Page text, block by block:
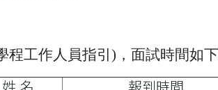
程工作人員指引 ) ，面試時間如下